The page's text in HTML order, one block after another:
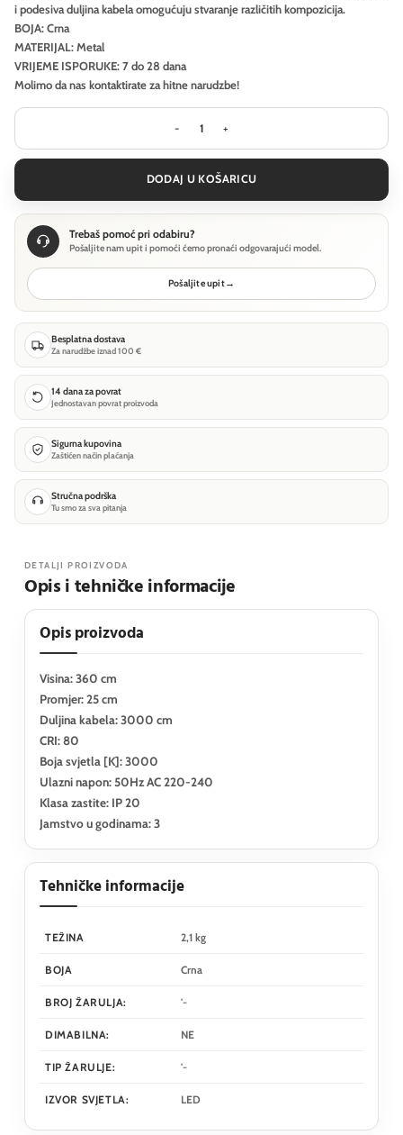
i podesiva duljina kabela omogućuju stvaranje različitih kompozicija.
BOJA: Crna
MATERIJAL: Metal
VRIJEME ISPORUKE: 7 do 28 dana
Molimo da nas kontaktirate za hitne narudzbe!
Viseća svjetiljka Maytoni Nebula -
DODAJ U KOŠARICU
Trebaš pomoć pri odabiru?
Pošaljite nam upit i pomoći ćemo pronaći odgovarajući model.
Pošaljite upit→
Besplatna dostava
Za narudžbe iznad 100 €
14 dana za povrat
Jednostavan povrat proizvoda
Sigurna kupovina
Zaštićen način plaćanja
Stručna podrška
Tu smo za sva pitanja
DETALJI PROIZVODA
Opis i tehničke informacije
Opis proizvoda
Visina: 360 cm
Promjer: 25 cm
Duljina kabela: 3000 cm
CRI: 80
Boja svjetla [K]: 3000
Ulazni napon: 50Hz AC 220-240
Klasa zastite: IP 20
Jamstvo u godinama: 3
Tehničke informacije
TEŽINA 2,1 kg
BOJA Crna
BROJ ŽARULJA: '-
DIMABILNA: NE
TIP ŽARULJE: '-
IZVOR SVJETLA: LED